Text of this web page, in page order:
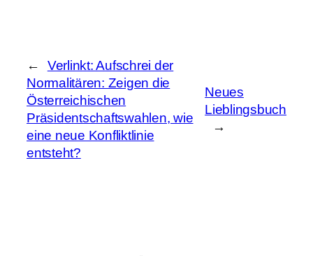
←
Verlinkt: Aufschrei der
Normalitären: Zeigen die
Österreichischen
Präsidentschaftswahlen, wie
eine neue Konfliktlinie
entsteht?
Neues
Lieblingsbuch
→